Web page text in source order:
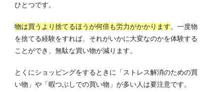
ひとつです。
物は買うより捨てるほうが何倍も労力がかかります。 一度物
を捨てる経験をすれば、それがいかに大変なのかを体験する
ことができ、無駄な買い物が減ります。
とくにショッピングをするときに「ストレス解消のための買
い物」や「暇つぶしでの買い物」が多い人は要注意です。